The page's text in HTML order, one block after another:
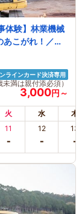
体験】林業機械
こがれ！／～
ラインカード決済専用
満は親付添必須）
3,000円～
火 水 木
11 12 13